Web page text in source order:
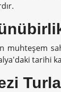
muhteşem
tarihi